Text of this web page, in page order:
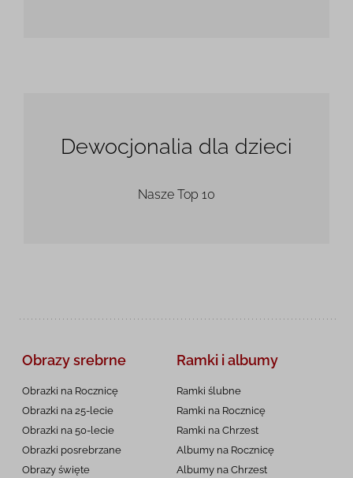
Dewocjonalia dla dzieci
Nasze Top 10
Obrazy srebrne
Obrazki na Rocznicę
Obrazki na 25-lecie
Obrazki na 50-lecie
Obrazki posrebrzane
Obrazy święte
Ramki i albumy
Ramki ślubne
Ramki na Rocznicę
Ramki na Chrzest
Albumy na Rocznicę
Albumy na Chrzest